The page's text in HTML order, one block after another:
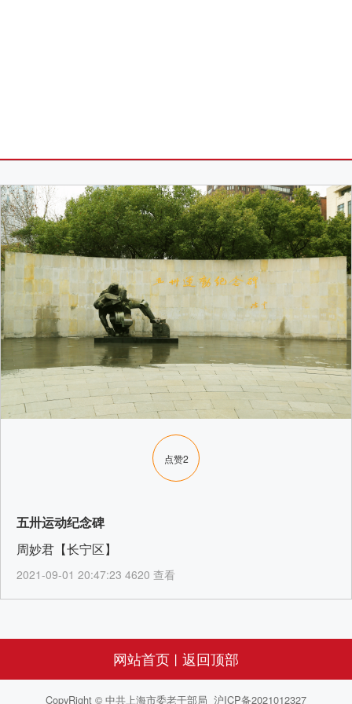
点赞2
五卅运动纪念碑
周妙君【长宁区】
2021-09-01 20:47:23 4620 查看
网站首页 丨 返回顶部
CopyRight © 中共上海市委老干部局 沪ICP备2021012327